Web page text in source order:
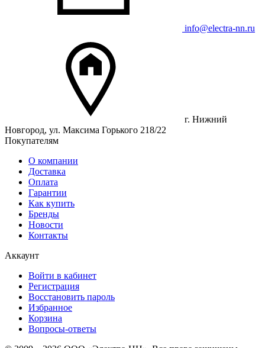
info@electra-nn.ru
г. Нижний
Новгород, ул. Максима Горького 218/22
Покупателям
О компании
Доставка
Оплата
Гарантии
Как купить
Бренды
Новости
Контакты
Аккаунт
Войти в кабинет
Регистрация
Восстановить пароль
Избранное
Корзина
Вопросы-ответы